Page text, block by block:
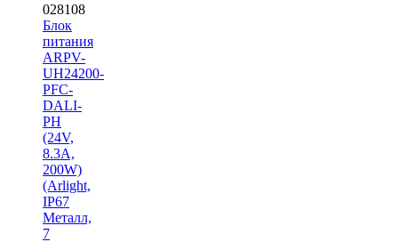
028108
Блок
питания
ARPV-
UH24200-
PFC-
DALI-
PH
(24V,
8.3A,
200W)
(Arlight,
IP67
Металл,
7